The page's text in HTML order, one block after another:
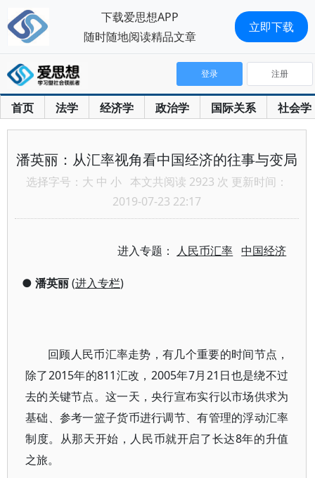
首页 法学 经济学 政治学 国际关系 社会学
登录 注册
潘英丽：从汇率视角看中国经济的往事与变局
选择字号： 大 中 小 本文共阅读 2923 次 更新时间：
2019-07-23 22:17
进入专题： 人民币汇率 中国经济
● 潘英丽(进入专栏)
回顾人民币汇率走势，有几个重要的时间节点，
除了2015年的811汇改，2005年7月21日也是绕不过
去的关键节点。这一天，央行宣布实行以市场供求为
基础、参考一篮子货币进行调节、有管理的浮动汇率
制度。从那天开始，人民币就开启了长达8年的升值
之旅。
下载爱思想APP
随时随地阅读精品文章
立即下载